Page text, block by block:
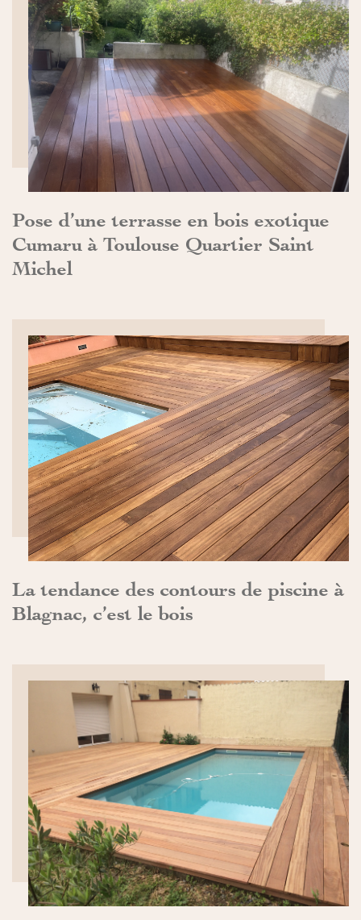
Pose d’une terrasse en bois exotique
Cumaru à Toulouse Quartier Saint
Michel
DÉCOUVRIR>>
La tendance des contours de piscine à
Blagnac, c’est le bois
DÉCOUVRIR>>
DÉCOUVRIR>>